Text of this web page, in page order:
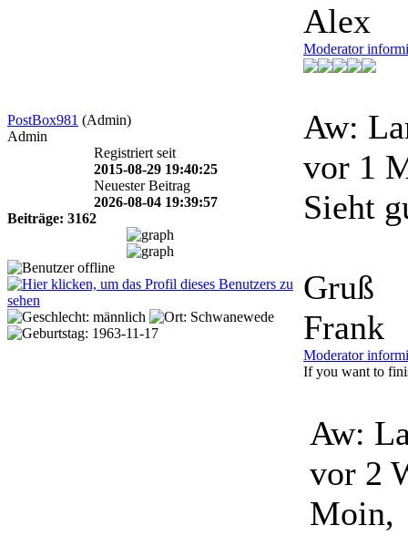
Alex
Moderator
PostBox981 (Admin)
Admin
Registriert seit
2015-08-29 19:40:25
Neuester Beitrag
2026-08-04 19:39:57
Beiträge: 3162
Aw:
vor 1
Sieht
Gruß
Frank
Moderator
If you want to
Aw:
vor 2
Moin,